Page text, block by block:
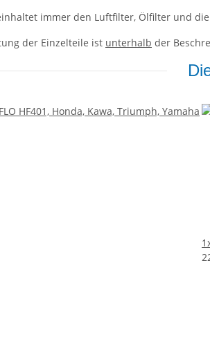
immer den Luftfilter, Ölfilter und
der Einzelteile ist unterhalb der